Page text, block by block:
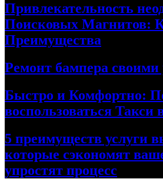
Привлекательность
Поисковых Магнитов:
Преимущества
Ремонт бампера
Быстро и Комфортно:
воспользоваться Такси
5 преимуществ услуги
которые сэкономят
упростят процесс